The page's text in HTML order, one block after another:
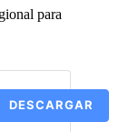
para
DESCARGAR